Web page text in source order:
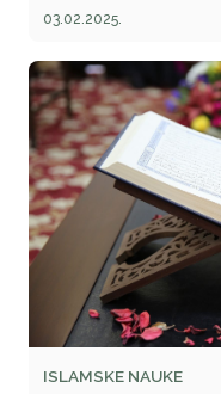
03.02.2025.
ISLAMSKE NAUKE